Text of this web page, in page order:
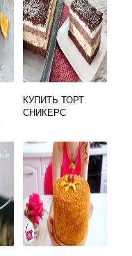
КУПИТЬ ТОРТ
СНИКЕРС